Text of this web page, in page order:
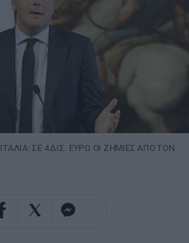
ΙΤΑΛΙΑ: ΣΕ 4 ΔΙΣ. ΕΥΡΩ ΟΙ ΖΗΜΙΕΣ ΑΠΟ ΤΟΝ